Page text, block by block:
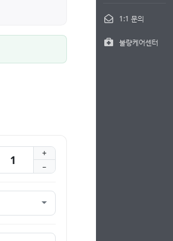
1:1 문의
불량케어센터